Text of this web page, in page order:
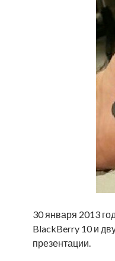
30 января 2013
BlackBerry 10 и
презентации.